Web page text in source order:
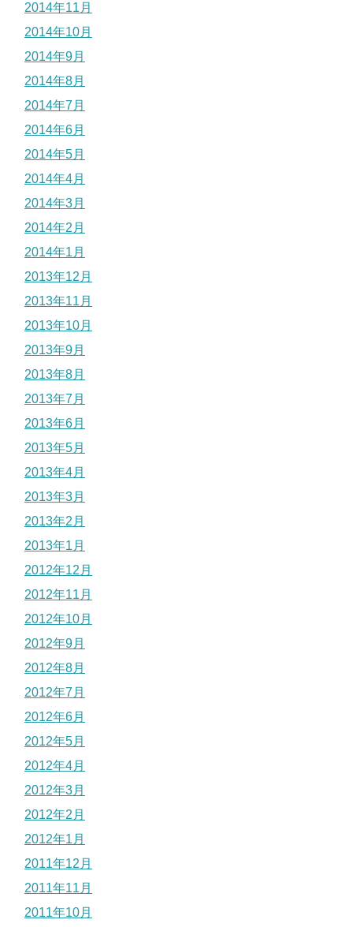
2014年11月
2014年10月
2014年9月
2014年8月
2014年7月
2014年6月
2014年5月
2014年4月
2014年3月
2014年2月
2014年1月
2013年12月
2013年11月
2013年10月
2013年9月
2013年8月
2013年7月
2013年6月
2013年5月
2013年4月
2013年3月
2013年2月
2013年1月
2012年12月
2012年11月
2012年10月
2012年9月
2012年8月
2012年7月
2012年6月
2012年5月
2012年4月
2012年3月
2012年2月
2012年1月
2011年12月
2011年11月
2011年10月